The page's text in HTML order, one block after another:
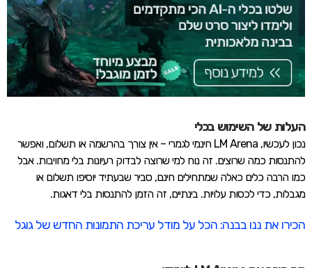
העלות של השימוש בכלי
נכון לעכשיו, LM Arena חינמי לגמרי – אין צורך בהרשמה או תשלום, ואפשר
להתנסות כמה שרוצים. זה נוח למי שרוצה לבדוק רעיונות בלי מחויבות. אבל
כמו הרבה כלים כאלה שמתחילים חינם, סביר שבעתיד יוסיפו תשלום או
מגבלות, כדי לכסות עלויות. בינתיים, זה הזמן להתנסות בלי דאגות.
הכירו את ננו בבנה: הכל על מודל עריכת התמונות החדש של גוגל